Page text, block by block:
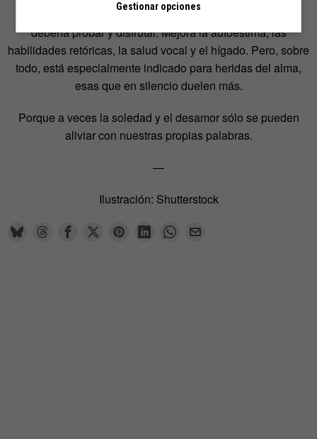
Hablar solo (o sola) es un ejercicio que todo el mundo
debería probar y disfrutar. Mejora la autoestima, las
habilidades retóricas, la salud vocal y el hígado. Pero, sobre
todo, está especialmente indicado para heridas del alma,
esas que en silencio duelen más.
Porque a veces la soledad y el desamor sólo se pueden
aliviar con nuestras propias palabras.
—
Ilustración: Shutterstock
Gestionar opciones